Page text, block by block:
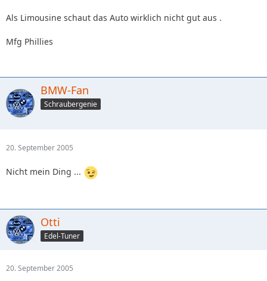
Als Limousine schaut das Auto wirklich nicht gut aus .
Mfg Phillies
BMW-Fan
Schraubergenie
20. September 2005
Nicht mein Ding ...
Otti
Edel-Tuner
20. September 2005